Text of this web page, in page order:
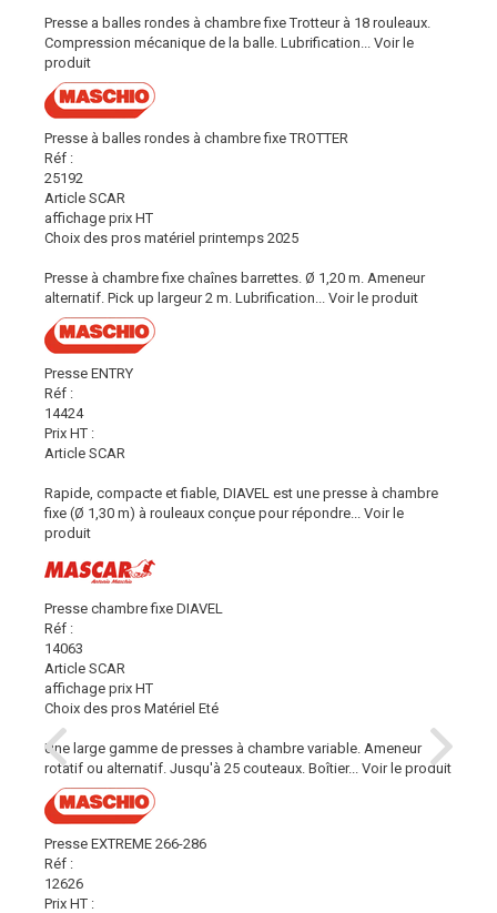
Presse a balles rondes à chambre fixe Trotteur à 18 rouleaux.
Compression mécanique de la balle. Lubrification...
Voir le
produit
Presse à balles rondes à chambre fixe TROTTER
Réf :
25192
Article SCAR
affichage prix HT
Choix des pros matériel printemps 2025
Presse à chambre fixe chaînes barrettes. Ø 1,20 m. Ameneur
alternatif. Pick up largeur 2 m. Lubrification...
Voir le produit
Presse ENTRY
Réf :
14424
Prix HT :
Article SCAR
Rapide, compacte et fiable, DIAVEL est une presse à chambre
fixe (Ø 1,30 m) à rouleaux conçue pour répondre...
Voir le
produit
Presse chambre fixe DIAVEL
Réf :
14063
Article SCAR
affichage prix HT
Choix des pros Matériel Eté
Une large gamme de presses à chambre variable. Ameneur
rotatif ou alternatif. Jusqu'à 25 couteaux. Boîtier...
Voir le produit
Presse EXTREME 266-286
Réf :
12626
Prix HT :